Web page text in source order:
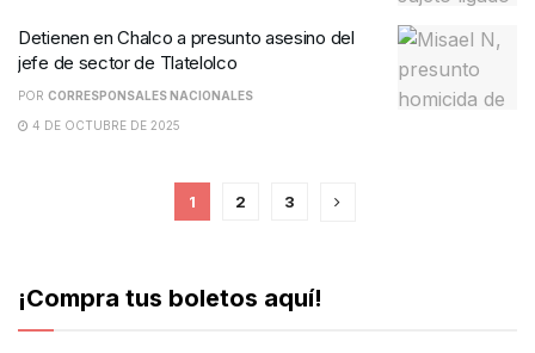
Detienen en Chalco a presunto asesino del
jefe de sector de Tlatelolco
POR CORRESPONSALES NACIONALES
4 DE OCTUBRE DE 2025
1 2 3
¡Compra tus boletos aquí!